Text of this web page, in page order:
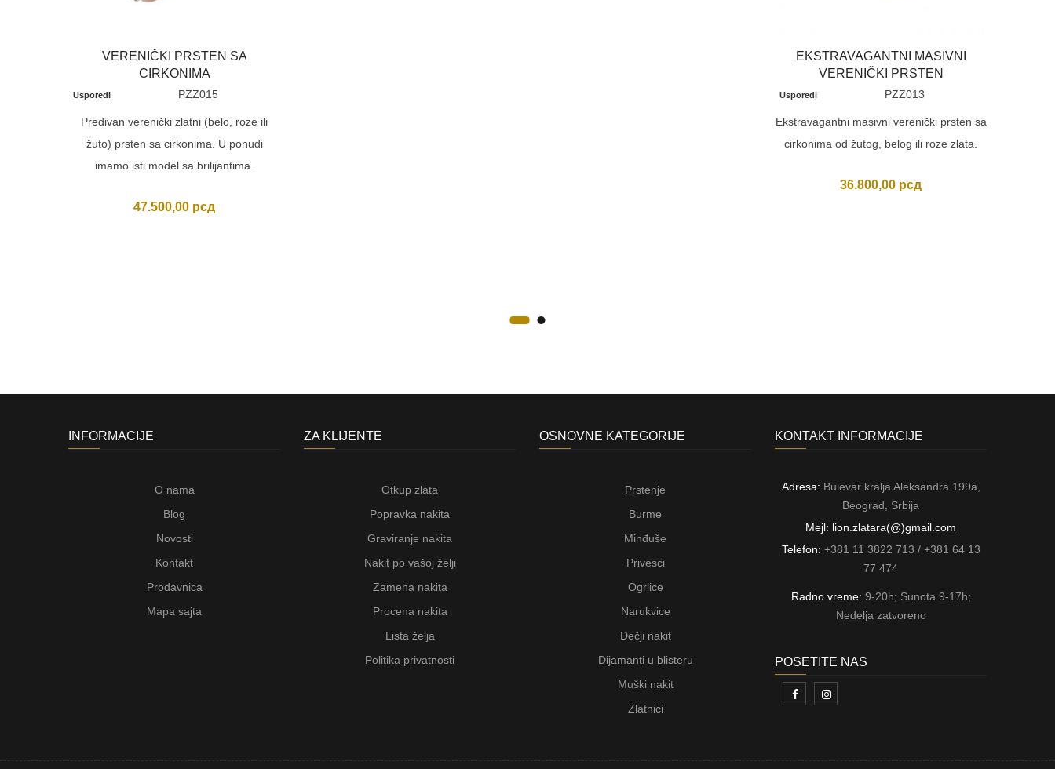
VERENIČKI PRSTEN SA
CIRKONIMA
Usporedi PZZ015
Predivan verenički zlatni (belo, roze ili
žuto) prsten sa cirkonima. U ponudi
imamo isti model sa brilijantima.
47.500,00 рсд
EKSTRAVAGANTNI MASIVNI
VERENIČKI PRSTEN
Usporedi PZZ013
Ekstravagantni masivni verenički prsten sa
cirkonima od žutog, belog ili roze zlata.
36.800,00 рсд
INFORMACIJE
O nama
Blog
Novosti
Kontakt
Prodavnica
Mapa sajta
ZA KLIJENTE
Otkup zlata
Popravka nakita
Graviranje nakita
Nakit po vašoj želji
Zamena nakita
Procena nakita
Lista želja
Politika privatnosti
OSNOVNE KATEGORIJE
Prstenje
Burme
Minđuše
Privesci
Ogrlice
Narukvice
Dečji nakit
Dijamanti u blisteru
Muški nakit
Zlatnici
KONTAKT INFORMACIJE
Adresa: Bulevar kralja Aleksandra 199a,
Beograd, Srbija
Mejl: lion.zlatara(@)gmail.com
Telefon: +381 11 3822 713 / +381 64 13
77 474
Radno vreme: 9-20h; Sunota 9-17h;
Nedelja zatvoreno
POSETITE NAS